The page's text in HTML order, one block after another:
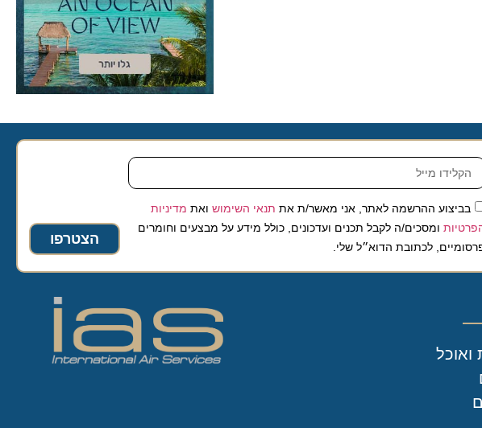
ההרשמה לאתר, אני מאשר/ת אתתנאי השימושואת מדיניות
ומסכים/ה לקבל תכנים ועדכונים, כולל מידע על מבצעים וחומרים
לכתובת הדוא״ל שלי.
הצטרפו